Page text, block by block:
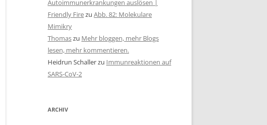
Autoimmunerkrankungen auslösen |
Friendly Firezu Abb. 82: Molekulare
Mimikry
Thomaszu Mehr bloggen, mehr Blogs
lesen, mehr kommentieren.
Heidrun Schallerzu Immunreaktionen auf
SARS-CoV-2
ARCHIV